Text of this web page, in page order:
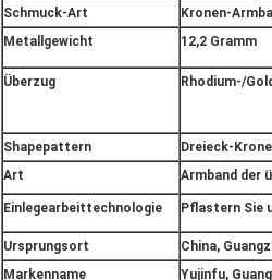
Schmuck-Art
Kronen-
Metallgewicht
12,2 Gramm
Überzug Rhodium-/
Shapepattern
Dreieck-Krone
Art
Armband der
Einlegearbeittechnologie Pflastern Sie
Ursprungsort
China,
Markenname
Yujinfu,